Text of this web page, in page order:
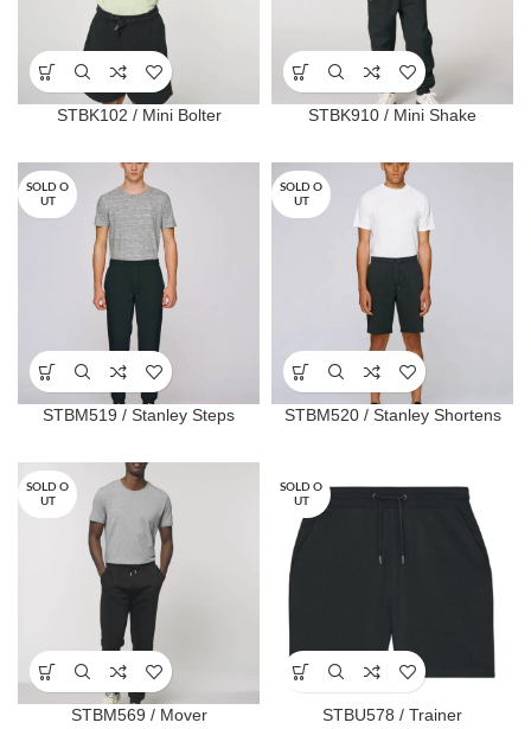
STBK102 / Mini Bolter STBK910 / Mini Shake
SOLD O
UT
STBM519 / Stanley Steps
SOLD O
UT
STBM520 / Stanley Shortens
SOLD O
UT
STBM569 / Mover
SOLD O
UT
STBU578 / Trainer